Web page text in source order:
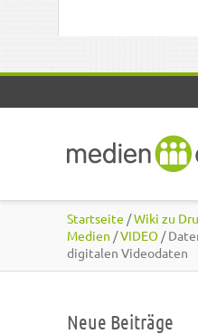
Startseite /Wiki zu
Medien /VIDEO /
digitalen Videodaten
Neue Beiträge